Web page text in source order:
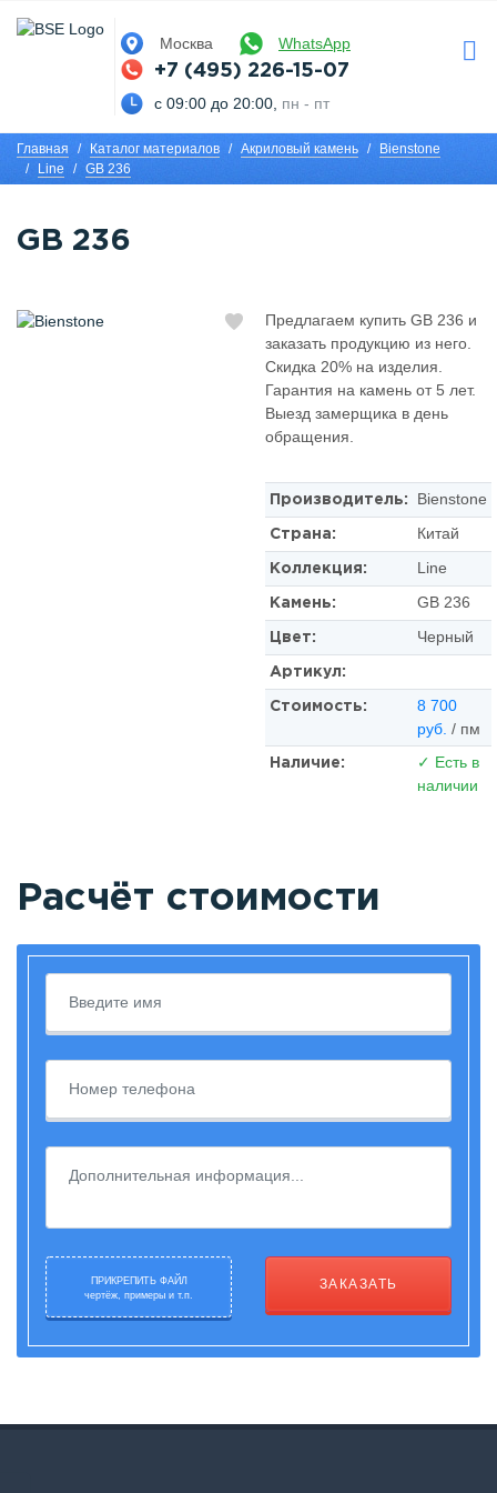
Москва
WhatsApp
+7 (495) 226-15-07
с 09:00 до 20:00, пн - пт
Главная Каталог материалов Акриловый камень
Bienstone
Line
GB 236
GB 236
Предлагаем купить GB 236 и
заказать продукцию из него.
Скидка 20% на изделия.
Гарантия на камень от 5 лет.
Выезд замерщика в день
обращения.
Производитель: Bienstone
Страна: Китай
Коллекция: Line
Камень: GB 236
Цвет: Черный
Артикул:
Стоимость:
8 700
руб. / пм
Наличие:
✓ Есть в
наличии
Расчёт стоимости
ПРИКРЕПИТЬ ФАЙЛ
чертёж, примеры и т.п.
ЗАКАЗАТЬ